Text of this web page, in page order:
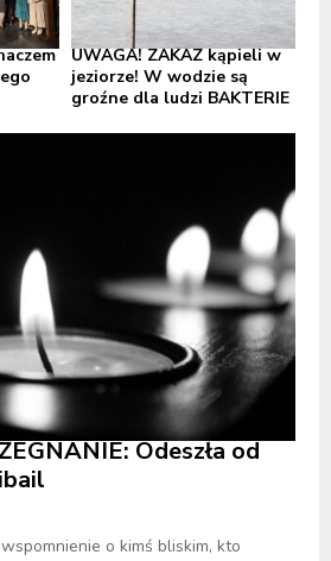
UWAGA! ZAKAZ kąpieli w
jeziorze! W wodzie są
groźne dla ludzi BAKTERIE
Odeszła od
o kimś bliskim, kto